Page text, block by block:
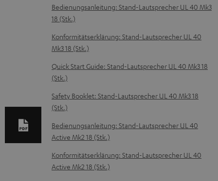
D
o
k
u
m
e
n
t
e
z
u
m
Bedienungsanleitung: Stand-Lautsprecher UL 40 Mk3
18 (Stk.)
Konformitätserklärung: Stand-Lautsprecher UL 40
Mk3 18 (Stk.)
Quick Start Guide: Stand-Lautsprecher UL 40 Mk3 18
(Stk.)
Safety Booklet: Stand-Lautsprecher UL 40 Mk3 18
(Stk.)
Bedienungsanleitung: Stand-Lautsprecher UL 40
Active Mk2 18 (Stk.)
Konformitätserklärung: Stand-Lautsprecher UL 40
Active Mk2 18 (Stk.)